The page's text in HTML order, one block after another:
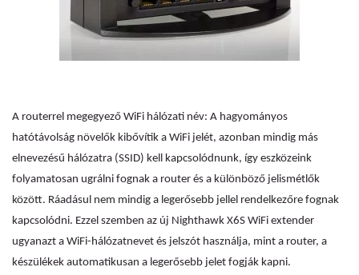
A routerrel megegyező WiFi hálózati név: A hagyományos
hatótávolság növelők kibővítik a WiFi jelét, azonban mindig más
elnevezésű hálózatra (SSID) kell kapcsolódnunk, így eszközeink
folyamatosan ugrálni fognak a router és a különböző jelismétlők
között. Ráadásul nem mindig a legerősebb jellel rendelkezőre fognak
kapcsolódni. Ezzel szemben az új Nighthawk X6S WiFi extender
ugyanazt a WiFi-hálózatnevet és jelszót használja, mint a router, a
készülékek automatikusan a legerősebb jelet fogják kapni.